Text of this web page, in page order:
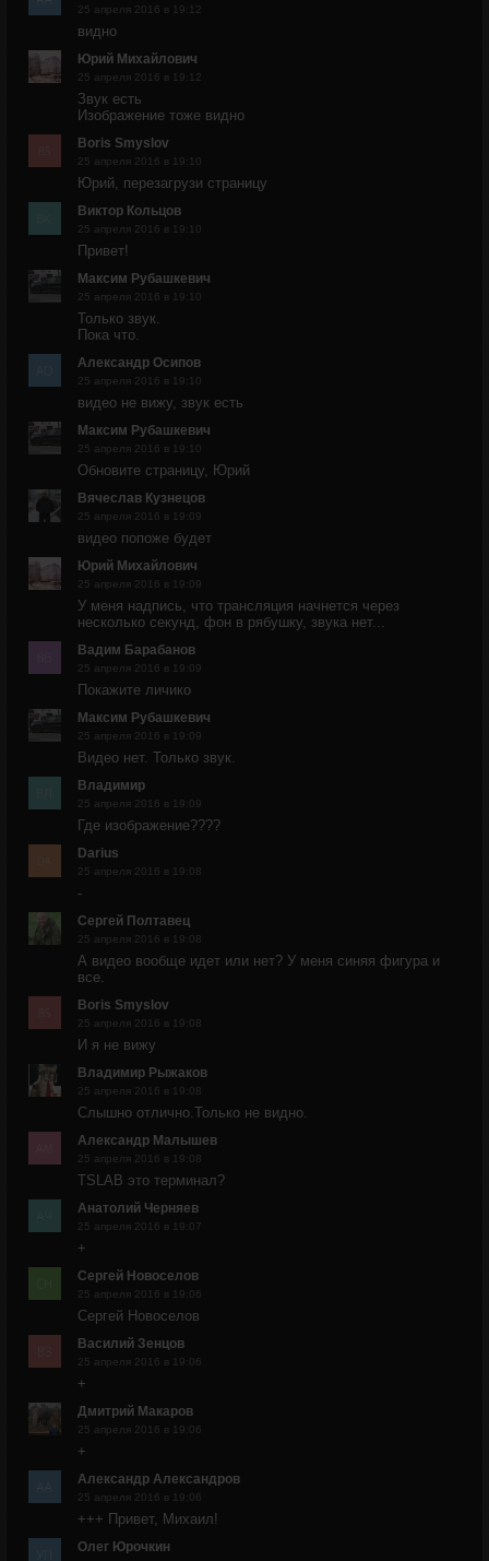
25 апреля 2016 в 19:12
видно
Юрий Михайлович
25 апреля 2016 в 19:12
Звук есть
Изображение тоже видно
Boris Smyslov
25 апреля 2016 в 19:10
Юрий, перезагрузи страницу
Виктор Кольцов
25 апреля 2016 в 19:10
Привет!
Максим Рубашкевич
25 апреля 2016 в 19:10
Только звук.
Пока что.
Александр Осипов
25 апреля 2016 в 19:10
видео не вижу, звук есть
Максим Рубашкевич
25 апреля 2016 в 19:10
Обновите страницу, Юрий
Вячеслав Кузнецов
25 апреля 2016 в 19:09
видео попоже будет
Юрий Михайлович
25 апреля 2016 в 19:09
У меня надпись, что трансляция начнется через
несколько секунд, фон в рябушку, звука нет...
Вадим Барабанов
25 апреля 2016 в 19:09
Покажите личико
Максим Рубашкевич
25 апреля 2016 в 19:09
Видео нет. Только звук.
Владимир
25 апреля 2016 в 19:09
Где изображение????
Darius
25 апреля 2016 в 19:08
-
Сергей Полтавец
25 апреля 2016 в 19:08
А видео вообще идет или нет? У меня синяя фигура и
все.
Boris Smyslov
25 апреля 2016 в 19:08
И я не вижу
Владимир Рыжаков
25 апреля 2016 в 19:08
Слышно отлично.Только не видно.
Александр Малышев
25 апреля 2016 в 19:08
TSLAB это терминал?
Анатолий Черняев
25 апреля 2016 в 19:07
+
Сергей Новоселов
25 апреля 2016 в 19:06
Сергей Новоселов
Василий Зенцов
25 апреля 2016 в 19:06
+
Дмитрий Макаров
25 апреля 2016 в 19:06
+
Александр Александров
25 апреля 2016 в 19:06
+++ Привет, Михаил!
Олег Юрочкин